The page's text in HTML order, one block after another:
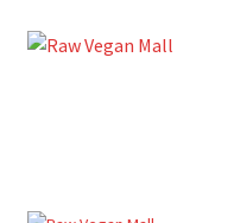
Skip
Skip